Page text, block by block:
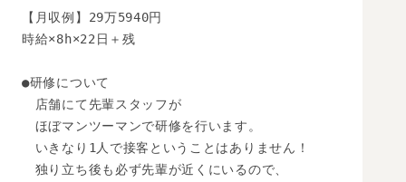
【月収例】29万5940円
時給×8h×22日＋残
●研修について
店舗にて先輩スタッフが
ほぼマンツーマンで研修を行います。
いきなり1人で接客ということはありません！
独り立ち後も必ず先輩が近くにいるので、